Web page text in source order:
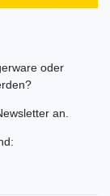
oder
an.